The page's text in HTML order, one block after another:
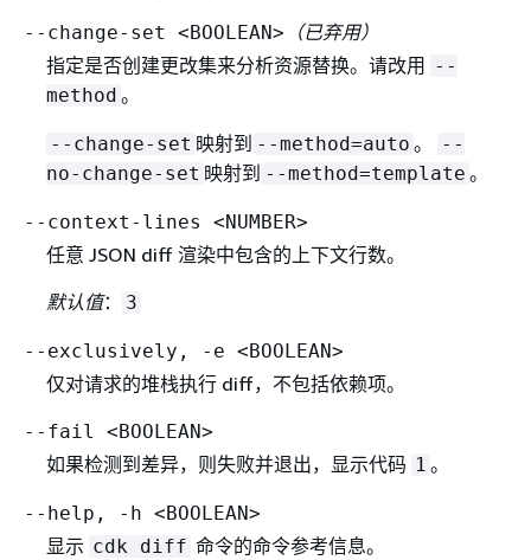
--change-set <BOOLEAN> （已弃用）
指定是否创建更改集来分析资源替换。请改用 --
method 。
--change-set 映射到 --method=auto 。
--
no-change-set 映射到 --method=template 。
--context-lines <NUMBER>
任意 JSON diff 渲染中包含的上下文行数。
默认值： 3
--exclusively, -e <BOOLEAN>
仅对请求的堆栈执行 diff，不包括依赖项。
--fail <BOOLEAN>
如果检测到差异，则失败并退出，显示代码 1 。
--help, -h <BOOLEAN>
显示 cdk diff 命令的命令参考信息。